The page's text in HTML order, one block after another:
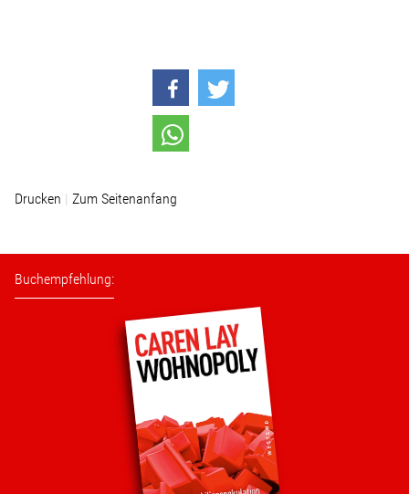
Kontakt
Lebenslauf
Wohnopoly
Das Buch
Drucken Zum Seitenanfang
Buchempfehlung: